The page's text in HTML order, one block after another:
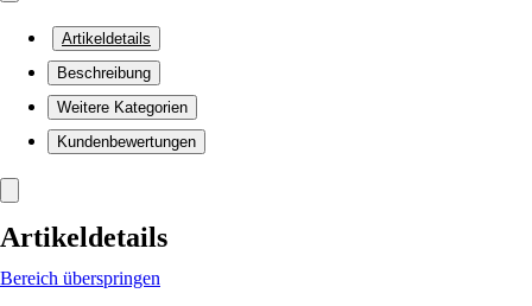
Artikeldetails
Beschreibung
Weitere Kategorien
Kundenbewertungen
Artikeldetails
Bereich überspringen